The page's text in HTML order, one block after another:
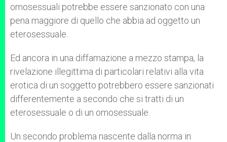
omosessuali potrebbe essere sanzionato con una
pena maggiore di quello che abbia ad oggetto un
eterosessuale.
Ed ancora in una diffamazione a mezzo stampa, la
rivelazione illegittima di particolari relativi alla vita
erotica di un soggetto potrebbero essere sanzionati
differentemente a secondo che si tratti di un
eterosessuale o di un omosessuale.
Un secondo problema nascente dalla norma in